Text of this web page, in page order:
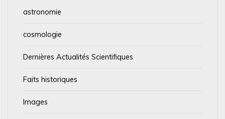
astronomie
cosmologie
Dernières Actualités Scientifiques
Faits historiques
Images